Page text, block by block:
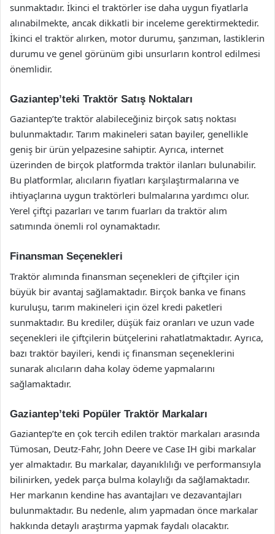
sunmaktadır. İkinci el traktörler ise daha uygun fiyatlarla
alınabilmekte, ancak dikkatli bir inceleme gerektirmektedir.
İkinci el traktör alırken, motor durumu, şanzıman, lastiklerin
durumu ve genel görünüm gibi unsurların kontrol edilmesi
önemlidir.
Gaziantep’teki Traktör Satış Noktaları
Gaziantep’te traktör alabileceğiniz birçok satış noktası
bulunmaktadır. Tarım makineleri satan bayiler, genellikle
geniş bir ürün yelpazesine sahiptir. Ayrıca, internet
üzerinden de birçok platformda traktör ilanları bulunabilir.
Bu platformlar, alıcıların fiyatları karşılaştırmalarına ve
ihtiyaçlarına uygun traktörleri bulmalarına yardımcı olur.
Yerel çiftçi pazarları ve tarım fuarları da traktör alım
satımında önemli rol oynamaktadır.
Finansman Seçenekleri
Traktör alımında finansman seçenekleri de çiftçiler için
büyük bir avantaj sağlamaktadır. Birçok banka ve finans
kuruluşu, tarım makineleri için özel kredi paketleri
sunmaktadır. Bu krediler, düşük faiz oranları ve uzun vade
seçenekleri ile çiftçilerin bütçelerini rahatlatmaktadır. Ayrıca,
bazı traktör bayileri, kendi iç finansman seçeneklerini
sunarak alıcıların daha kolay ödeme yapmalarını
sağlamaktadır.
Gaziantep’teki Popüler Traktör Markaları
Gaziantep’te en çok tercih edilen traktör markaları arasında
Tümosan, Deutz-Fahr, John Deere ve Case IH gibi markalar
yer almaktadır. Bu markalar, dayanıklılığı ve performansıyla
bilinirken, yedek parça bulma kolaylığı da sağlamaktadır.
Her markanın kendine has avantajları ve dezavantajları
bulunmaktadır. Bu nedenle, alım yapmadan önce markalar
hakkında detaylı araştırma yapmak faydalı olacaktır.